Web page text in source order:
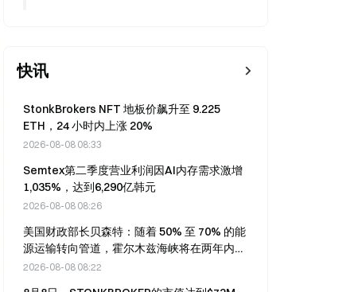
快讯
StonkBrokers NFT 地板价飙升至 9.225
ETH，24 小时内上涨 20%
2026-08-08 08:33
Semtex第二季度营业利润因AI内存需求激增
1,035%，达到6,290亿韩元
2026-08-08 08:26
美国财政部长贝森特：随着 50% 至 70% 的能
源运输转向管道，霍尔木兹海峡将在两年内变
得无关紧要。
2026-08-08 08:22